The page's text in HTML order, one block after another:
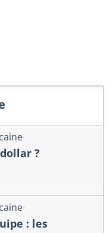
?
: les